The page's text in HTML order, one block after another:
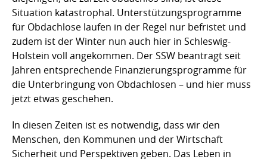
Situation katastrophal. Unterstützungsprogramme
für Obdachlose laufen in der Regel nur befristet und
zudem ist der Winter nun auch hier in Schleswig-
Holstein voll angekommen. Der SSW beantragt seit
Jahren entsprechende Finanzierungsprogramme für
die Unterbringung von Obdachlosen – und hier muss
jetzt etwas geschehen.
In diesen Zeiten ist es notwendig, dass wir den
Menschen, den Kommunen und der Wirtschaft
Sicherheit und Perspektiven geben. Das Leben in